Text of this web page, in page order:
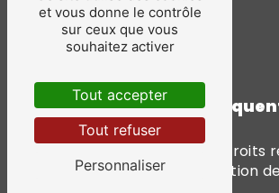
d’informations sur vos droits.
Recherches
- 2026 - Tous droits
Mentions légales
Gestion
et vous donne le contrôle
sur ceux que vous
souhaitez activer
Tout accepter
Tout refuser
Personnaliser